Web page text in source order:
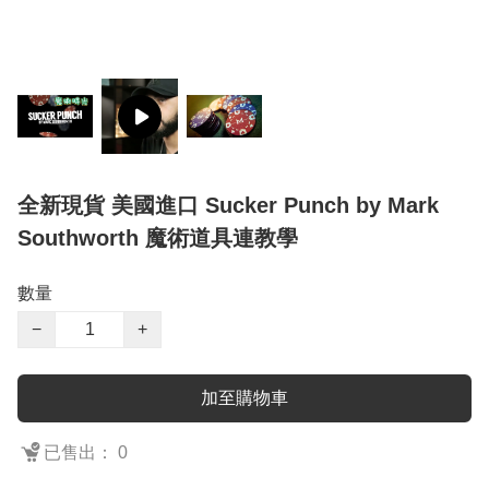
全新現貨 美國進口 Sucker Punch by Mark
Southworth 魔術道具連教學
數量
−
+
加至購物車
已售出： 0